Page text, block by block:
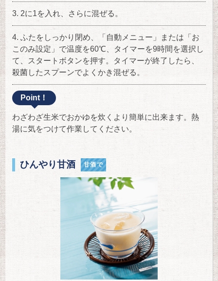
2に1を入れ、さらに混ぜる。
ふたをしっかり閉め、「自動メニュー」または「お
このみ設定」で温度を60℃、タイマーを9時間を選択し
て、スタートボタンを押す。タイマーが終了したら、
殺菌したスプーンでよくかき混ぜる。
Point！
わざわざ生米でおかゆを炊くより簡単に出来ます。熱
湯に気をつけて作業してください。
ひんやり甘酒 甘酒で